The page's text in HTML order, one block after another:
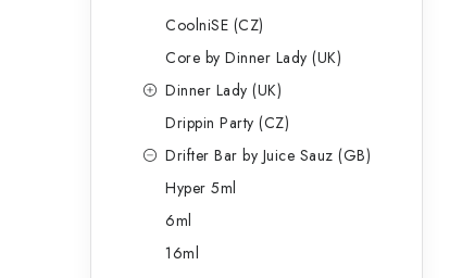
CoolniSE (CZ)
Core by Dinner Lady (UK)
Dinner Lady (UK)
Drippin Party (CZ)
Drifter Bar by Juice Sauz (GB)
Hyper 5ml
6ml
16ml